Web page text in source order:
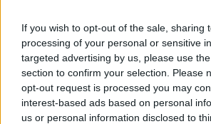
If you wish to opt-out of the sale, sharing
processing of your personal or sensitive
targeted advertising by us, please use
section to confirm your selection. Please
opt-out request is processed you may
interest-based ads based on personal
us or personal information disclosed to